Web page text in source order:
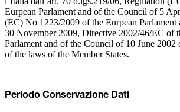
Eurpean Parlament and of the Council of 5
(EC) No 1223/2009 of the Eurpean
30 November 2009, Directive 2002/46/EC of
Parlament and of the Council of 10 June 2002
of the laws of the Member States.
Periodo Conservazione Dati